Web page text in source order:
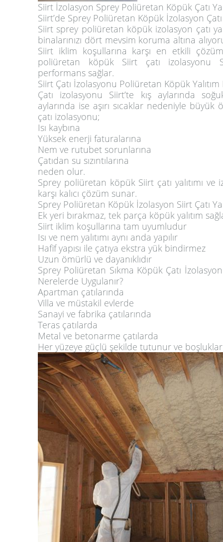
Siirt İzolasyon Sprey Poliüretan Köpük Çatı
Siirt’de Sprey Poliüretan Köpük İzolasyon Çatı
Siirt sprey poliüretan köpük izolasyon çatı
binalarınızı dört mevsim koruma altına
Siirt iklim koşullarına karşı en etkili
poliüretan köpük Siirt çatı izolasyonu
performans sağlar.
Siirt Çatı İzolasyonu Poliüretan Köpük
Çatı izolasyonu Siirt’te kış aylarında
aylarında ise aşırı sıcaklar nedeniyle büyük
çatı izolasyonu;
Isı kaybına
Yüksek enerji faturalarına
Nem ve rutubet sorunlarına
Çatıdan su sızıntılarına
neden olur.
Sprey poliüretan köpük Siirt çatı yalıtımı
karşı kalıcı çözüm sunar.
Sprey Poliüretan Köpük İzolasyon Siirt Çatı
Ek yeri bırakmaz, tek parça köpük yalıtım
Siirt iklim koşullarına tam uyumludur
Isı ve nem yalıtımı aynı anda yapılır
Hafif yapısı ile çatıya ekstra yük bindirmez
Uzun ömürlü ve dayanıklıdır
Sprey Poliüretan Sıkma Köpük Çatı
Nerelerde Uygulanır?
Apartman çatılarında
Villa ve müstakil evlerde
Sanayi ve fabrika çatılarında
Teras çatılarda
Metal ve betonarme çatılarda
Her yüzeye güçlü şekilde tutunur ve